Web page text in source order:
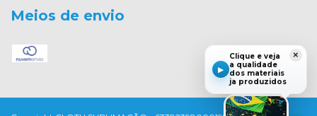
Meios de envio
×
▶
Clique e veja
a qualidade
dos materiais
ja produzidos